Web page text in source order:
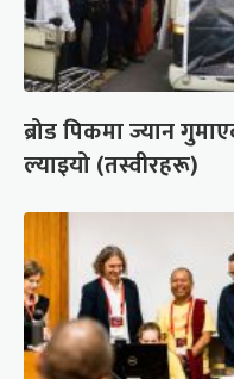
ब्रोड पिकमा ज्यान
ल्याइयो (तस्वीरहरू)